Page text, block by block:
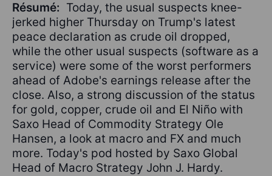
Résumé: Today, the usual suspects knee-
jerked higher Thursday on Trump's latest
peace declaration as crude oil dropped,
while the other usual suspects (software as a
service) were some of the worst performers
ahead of Adobe's earnings release after the
close. Also, a strong discussion of the status
for gold, copper, crude oil and El Niño with
Saxo Head of Commodity Strategy Ole
Hansen, a look at macro and FX and much
more. Today's pod hosted by Saxo Global
Head of Macro Strategy John J. Hardy.